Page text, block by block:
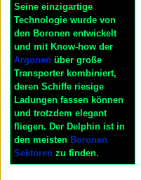
Seine einzigartige
Technologie wurde von
den Boronen entwickelt
und mit Know-how der
Argonenüber große
Transporter kombiniert,
deren Schiffe riesige
Ladungen fassen können
und trotzdem elegant
fliegen. Der Delphin ist in
den meisten Boronen
Sektorenzu finden.